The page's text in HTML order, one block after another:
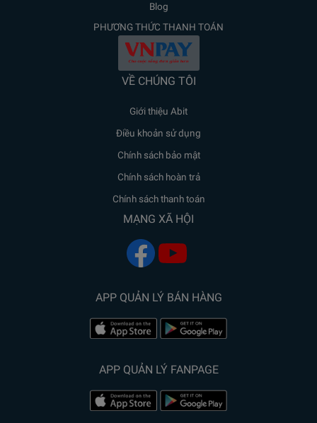
Blog
PHƯƠNG THỨC THANH TOÁN
VỀ CHÚNG TÔI
Giới thiệu Abit
Điều khoản sử dụng
Chính sách bảo mật
Chính sách hoàn trả
Chính sách thanh toán
MẠNG XÃ HỘI
APP QUẢN LÝ BÁN HÀNG
APP QUẢN LÝ FANPAGE